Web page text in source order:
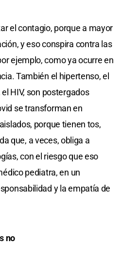
el contagio, porque a mayor
y eso conspira contra las
ejemplo, como ya ocurre en
También el hipertenso, el
HIV, son postergados
se transforman en
porque tienen tos,
que, a veces, obliga a
con el riesgo que eso
pediatra, en un
y la empatía de
no